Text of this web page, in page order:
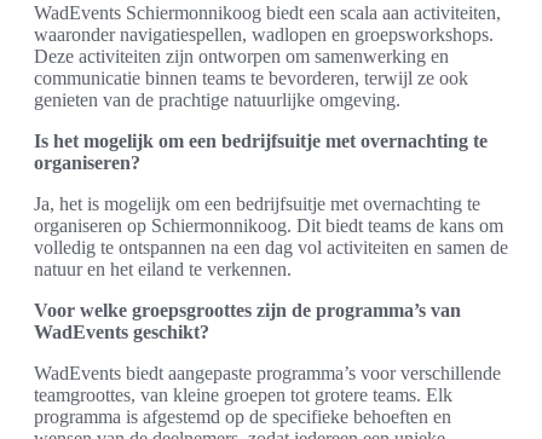
WadEvents Schiermonnikoog biedt een scala aan activiteiten,
waaronder navigatiespellen, wadlopen en groepsworkshops.
Deze activiteiten zijn ontworpen om samenwerking en
communicatie binnen teams te bevorderen, terwijl ze ook
genieten van de prachtige natuurlijke omgeving.
Is het mogelijk om een bedrijfsuitje met overnachting te
organiseren?
Ja, het is mogelijk om een bedrijfsuitje met overnachting te
organiseren op Schiermonnikoog. Dit biedt teams de kans om
volledig te ontspannen na een dag vol activiteiten en samen de
natuur en het eiland te verkennen.
Voor welke groepsgroottes zijn de programma’s van
WadEvents geschikt?
WadEvents biedt aangepaste programma’s voor verschillende
teamgroottes, van kleine groepen tot grotere teams. Elk
programma is afgestemd op de specifieke behoeften en